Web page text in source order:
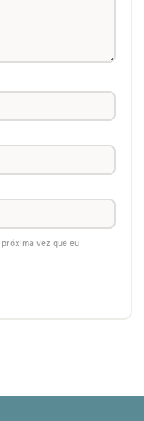
vez que eu